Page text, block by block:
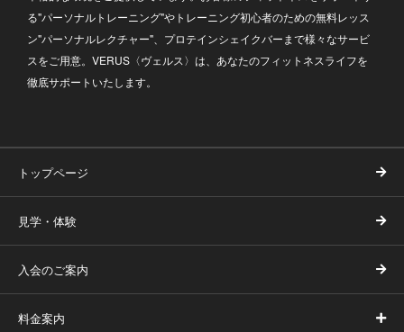
る"パーソナルトレーニング"やトレーニング初心者のための無料レッス
ン"パーソナルレクチャー"、プロテインシェイクバーまで様々なサービ
スをご用意。VERUS〈ヴェルス〉は、あなたのフィットネスライフを
徹底サポートいたします。
トップページ
見学・体験
入会のご案内
料金案内